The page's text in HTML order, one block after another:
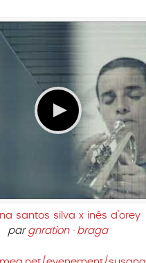
santos silva x inês d’orey
par gnration · braga